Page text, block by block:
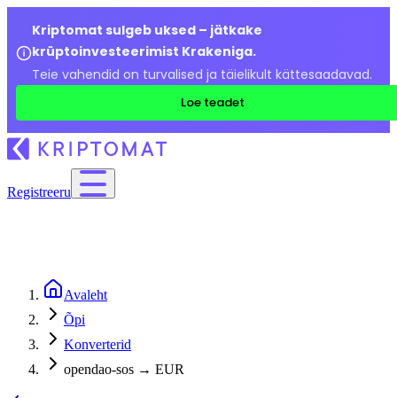
Kriptomat sulgeb uksed – jätkake
krüptoinvesteerimist Krakeniga.
Teie vahendid on turvalised ja täielikult kättesaadavad.
Loe teadet
Registreeru
Avaleht
Õpi
Konverterid
opendao-sos → EUR